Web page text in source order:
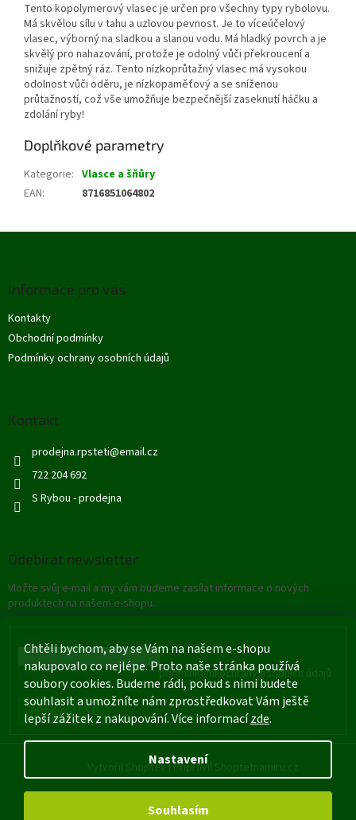
Chtěli bychom, aby se Vám na našem e-shopu
nakupovalo co nejlépe. Proto naše stránka používá
soubory cookies. Budeme rádi, pokud s nimi budete
souhlasit a umožníte nám zprostředkovat Vám ještě
lepší zážitek z nakupování. Více informacízde.
Nastavení
Souhlasím
Tento kopolymerový vlasec je určen pro všechny typy rybolovu.
Má skvělou sílu v tahu a uzlovou pevnost. Je to víceúčelový
vlasec, výborný na sladkou a slanou vodu. Má hladký povrch a je
skvělý pro nahazování, protože je odolný vůči překroucení a
snižuje zpětný ráz. Tento nízkoprůtažný vlasec má vysokou
odolnost vůči oděru, je nízkopaměťový a se sníženou
průtažností, což vše umožňuje bezpečnější zaseknutí háčku a
zdolání ryby!
Doplňkové parametry
Kategorie: Vlasce a šňůry
EAN: 8716851064802
Informace pro vás
Kontakty
Obchodní podmínky
Podmínky ochrany osobních údajů
Kontakt
prodejna.rpsteti@email.cz
722 204 692
S Rybou - prodejna
Odebírat newsletter
Vložte svůj e-mail a my vám budeme zasílat informace o nových
produktech na našem e-shopu.
Vložením e-mailu souhlasíte s podmínkami ochrany osobních údajů
PŘIHLÁSIT SE
Vytvořil Shoptet |Připravil Shoptetnamiru.cz
Rybářské potřeby - Štětí